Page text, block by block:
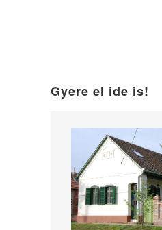
Gyere el ide is!